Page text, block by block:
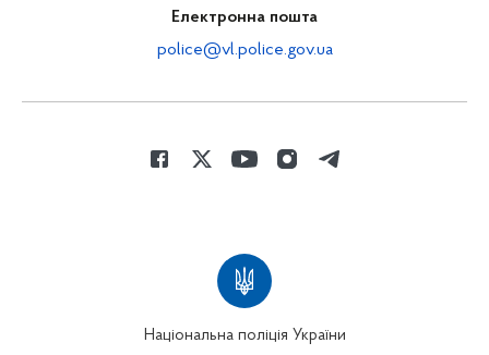
Електронна пошта
police@vl.police.gov.ua
Національна поліція України